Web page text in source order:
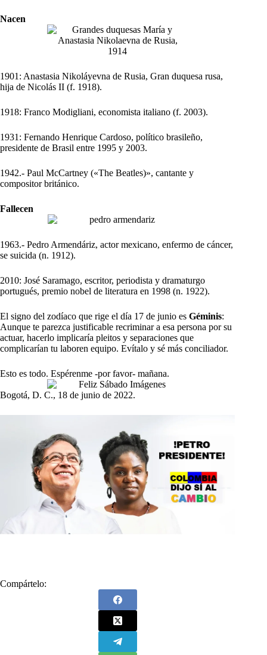
Nacen
1901: Anastasia Nikoláyevna de Rusia, Gran duquesa rusa,
hija de Nicolás II (f. 1918).
1918: Franco Modigliani, economista italiano (f. 2003).
1931: Fernando Henrique Cardoso, político brasileño,
presidente de Brasil entre 1995 y 2003.
1942.- Paul McCartney («The Beatles)», cantante y
compositor británico.
Fallecen
1963.- Pedro Armendáriz, actor mexicano, enfermo de cáncer,
se suicida (n. 1912).
2010: José Saramago, escritor, periodista y dramaturgo
portugués, premio nobel de literatura en 1998 (n. 1922).
El signo del zodíaco que rige el día 17 de junio es Géminis:
Aunque te parezca justificable recriminar a esa persona por su
actuar, hacerlo implicaría pleitos y separaciones que
complicarían tu laboren equipo. Evítalo y sé más conciliador.
Esto es todo. Espérenme -por favor- mañana.
Bogotá, D. C., 18 de junio de 2022.
Compártelo: